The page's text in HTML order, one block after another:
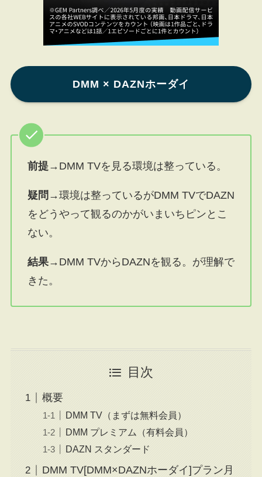
DMM × DAZNホーダイ
前提→DMM TVを見る環境は整っている。
疑問→環境は整っているがDMM TVでDAZN
をどうやって観るのかがいまいちピンとこ
ない。
結果→ DMM TVからDAZNを観る。が理解で
きた。
目次
概要
DMM TV（まずは無料会員）
DMM プレミアム（有料会員）
DAZN スタンダード
DMM TV[DMM×DAZNホーダイ]プラン月